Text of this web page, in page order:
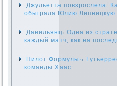
Джульетта повзрослела.
обыграла Юлию Липницкую
Данильянц: Одна из
каждый матч, как на
Пилот Формулы-1
команды Хаас